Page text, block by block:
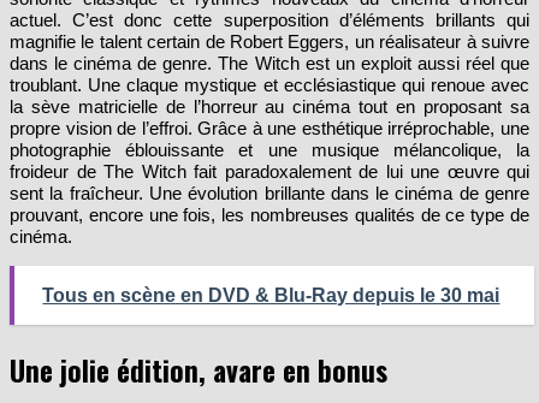
actuel. C’est donc cette superposition d’éléments brillants qui
magnifie le talent certain de Robert Eggers, un réalisateur à suivre
dans le cinéma de genre. The Witch est un exploit aussi réel que
troublant. Une claque mystique et ecclésiastique qui renoue avec
la sève matricielle de l’horreur au cinéma tout en proposant sa
propre vision de l’effroi. Grâce à une esthétique irréprochable, une
photographie éblouissante et une musique mélancolique, la
froideur de The Witch fait paradoxalement de lui une œuvre qui
sent la fraîcheur. Une évolution brillante dans le cinéma de genre
prouvant, encore une fois, les nombreuses qualités de ce type de
cinéma.
Tous en scène en DVD & Blu-Ray depuis le 30 mai
Une jolie édition, avare en bonus